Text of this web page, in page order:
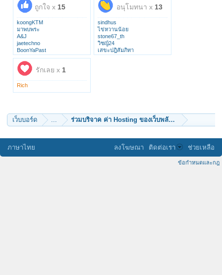
ถูกใจ x 15
koongKTM
มาพบพระ
A&J
jaetechno
BoonYaPast
na_krub
ลูกพุทธธะ
นิลขาว
เบเบ้
แม่น้องปุย
Deep Blue
nanbatakeshi
sky1
อนุโมทนา x 13
sindhus
ไข่หวานน้อย
stone67_th
วิชญ์24
เสขะปฎิสัมภิทา
รักครอบครัว
รักเลย x 1
Rich
เว็บบอร์ด ...
ภาษาไทย ลงโฆษณา ติดต่อเรา ช่วยเหลือ
ข้อกำหนดและกฎ